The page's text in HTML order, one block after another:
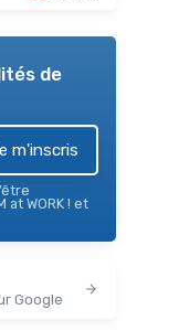
de
m'inscris
WORK ! et
Google